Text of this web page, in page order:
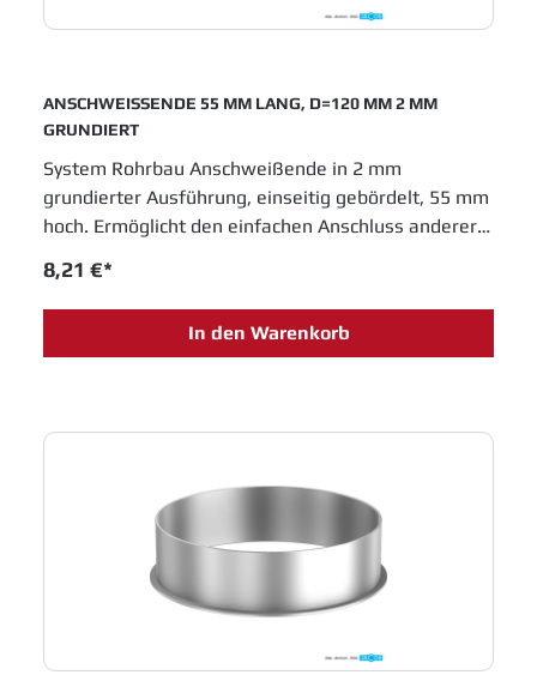
ANSCHWEISSENDE 55 MM LANG, D=120 MM 2 MM
GRUNDIERT
System Rohrbau Anschweißende in 2 mm
grundierter Ausführung, einseitig gebördelt, 55 mm
hoch. Ermöglicht den einfachen Anschluss anderer
120 mm. JACOB Rohrsysteme sind im
Baukastenprinzip entwickelt und bieten moderne
Lösungen für das Schüttguthandling sowie
Jacob Rohrbau eine feste Position in allen
Laufrohre einsetzen.
8,21 €*
In den Warenkorb